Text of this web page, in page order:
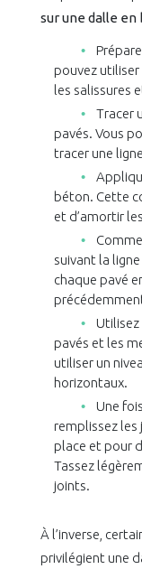
sur une dalle en
pouvez
les salissures
Tracer
pavés. Vous
tracer une
béton. Cette
et d’amortir
suivant la
chaque pavé
Utilisez
pavés et les
utiliser un
horizontaux.
Une
remplissez les
place et pour
Tassez
joints.
À l’inverse,
privilégient une